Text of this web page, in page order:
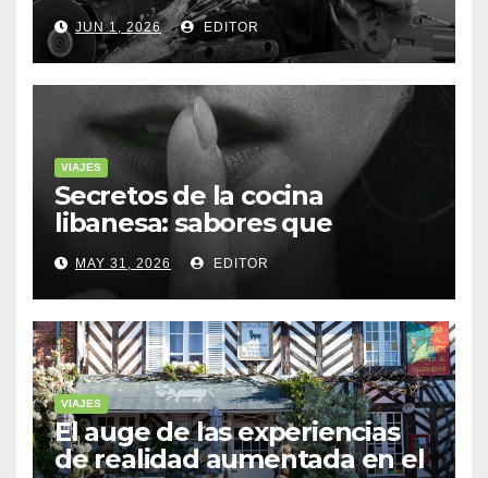
sostenible
JUN 1, 2026 EDITOR
VIAJES
Secretos de la cocina
libanesa: sabores que
cuentan historias
MAY 31, 2026 EDITOR
VIAJES
El auge de las experiencias
de realidad aumentada en el